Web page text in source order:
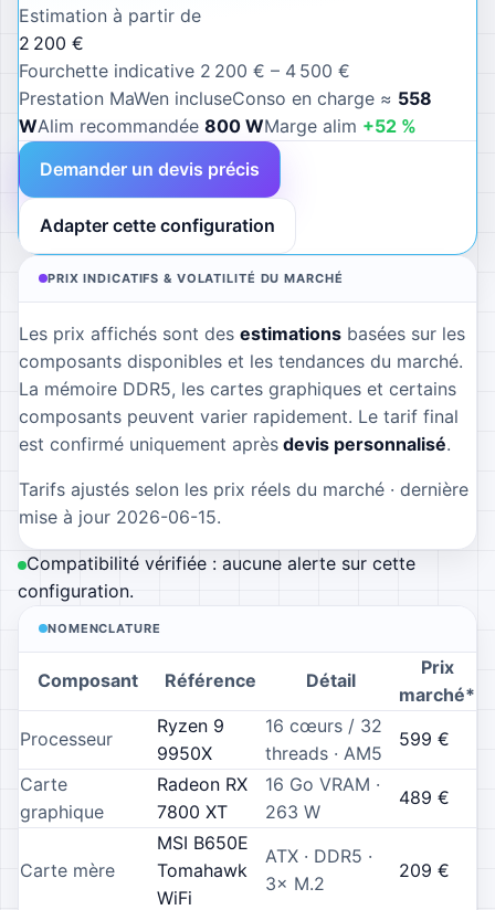
Estimation à partir de
2 200 €
Fourchette indicative 2 200 € – 4 500 €
Prestation MaWen incluseConso en charge ≈ 558
WAlim recommandée 800 WMarge alim +52 %
Demander un devis précis
Adapter cette configuration
PRIX INDICATIFS & VOLATILITÉ DU MARCHÉ
Les prix affichés sont des estimations basées sur les
composants disponibles et les tendances du marché.
La mémoire DDR5, les cartes graphiques et certains
composants peuvent varier rapidement. Le tarif final
est confirmé uniquement après devis personnalisé.
Tarifs ajustés selon les prix réels du marché · dernière
mise à jour 2026-06-15.
Compatibilité vérifiée : aucune alerte sur cette
configuration.
NOMENCLATURE
Composant Référence Détail
Prix
marché*
Processeur
Ryzen 9
9950X
16 cœurs / 32
threads · AM5
599 €
Carte
graphique
Radeon RX
7800 XT
16 Go VRAM ·
263 W
489 €
Carte mère
MSI B650E
Tomahawk
WiFi
ATX · DDR5 ·
3× M.2
209 €